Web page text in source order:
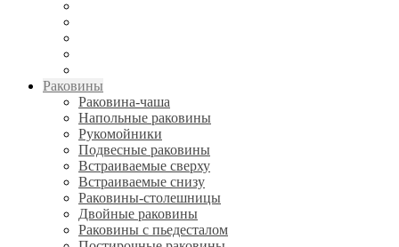
Раковины
Раковина-чаша
Напольные раковины
Рукомойники
Подвесные раковины
Встраиваемые сверху
Встраиваемые снизу
Раковины-столешницы
Двойные раковины
Раковины с пьедесталом